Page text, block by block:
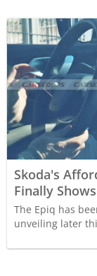
Skoda's
Finally
The Epiq has
unveiling later